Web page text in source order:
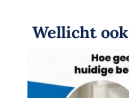
Wellicht